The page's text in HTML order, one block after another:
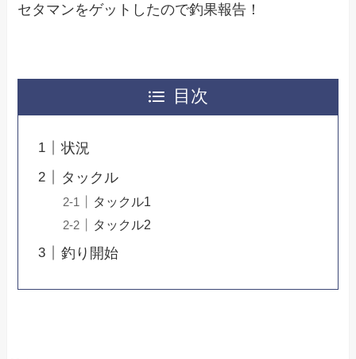
セタマンをゲットしたので釣果報告！
目次
状況
タックル
タックル1
タックル2
釣り開始